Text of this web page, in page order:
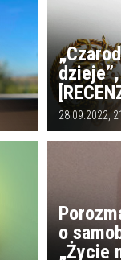
28.09.2022,
o
„Życie